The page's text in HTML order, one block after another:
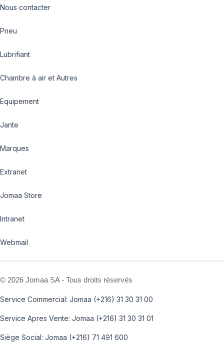
Nous contacter
Pneu
Lubrifiant
Chambre à air et Autres
Equipement
Jante
Marques
Extranet
Jomaa Store
Intranet
Webmail
© 2026 Jomaa SA - Tous droits réservés
Service Commercial: Jomaa (+216) 31 30 31 00
Service Apres Vente: Jomaa (+216) 31 30 31 01
Siège Social: Jomaa (+216) 71 491 600